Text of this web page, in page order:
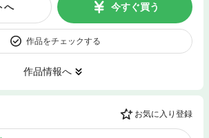
へ 今すぐ買う
作品をチェックする
作品情報へ
お気に入り登録